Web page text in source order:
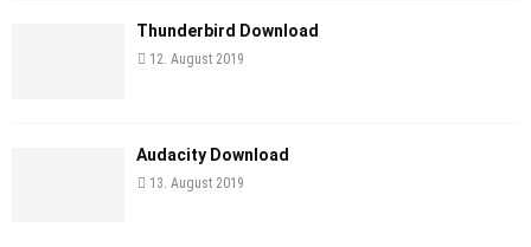
Thunderbird Download
12. August 2019
Audacity Download
13. August 2019